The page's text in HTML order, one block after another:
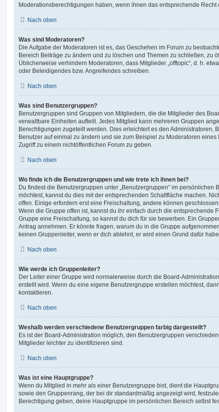
Moderationsberechtigungen haben, wenn ihnen das entsprechende Recht
Nach oben
Was sind Moderatoren?
Die Aufgabe der Moderatoren ist es, das Geschehen im Forum zu
Bereich Beiträge zu ändern und zu löschen und Themen zu schließen, zu
Üblicherweise verhindern Moderatoren, dass Mitglieder „offtopic“, d. h.
oder Beleidigendes bzw. Angreifendes schreiben.
Nach oben
Was sind Benutzergruppen?
Benutzergruppen sind Gruppen von Mitgliedern, die die Mitglieder des
verwaltbare Einheiten aufteilt. Jedes Mitglied kann mehreren Gruppen
Berechtigungen zugeteilt werden. Dies erleichtert es den Administratoren,
Benutzer auf einmal zu ändern und sie zum Beispiel zu Moderatoren
Zugriff zu einem nichtöffentlichen Forum zu geben.
Nach oben
Wo finde ich die Benutzergruppen und wie trete ich ihnen bei?
Du findest die Benutzergruppen unter „Benutzergruppen“ im persönlichen
möchtest, kannst du dies mit der entsprechenden Schaltfläche machen.
offen. Einige erfordern erst eine Freischaltung, andere können
Wenn die Gruppe offen ist, kannst du ihr einfach durch die entsprechende
Gruppe eine Freischaltung, so kannst du dich für sie bewerben. Ein
Antrag annehmen. Er könnte fragen, warum du in die Gruppe
keinen Gruppenleiter, wenn er dich ablehnt, er wird einen Grund dafür
Nach oben
Wie werde ich Gruppenleiter?
Der Leiter einer Gruppe wird normalerweise durch die Board-
erstellt wird. Wenn du eine eigene Benutzergruppe erstellen möchtest,
kontaktieren.
Nach oben
Weshalb werden verschiedene Benutzergruppen farbig dargestellt?
Es ist der Board-Administration möglich, den Benutzergruppen
Mitglieder leichter zu identifizieren sind.
Nach oben
Was ist eine Hauptgruppe?
Wenn du Mitglied in mehr als einer Benutzergruppe bist, dient die
sowie den Gruppenrang, der bei dir standardmäßig angezeigt wird,
Berechtigung geben, deine Hauptgruppe im persönlichen Bereich selbst